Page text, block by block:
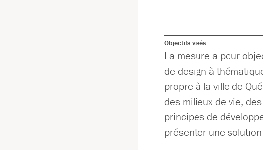
Objectifs visés
La mesure a pour
de design à
propre à la ville de
des milieux de vie,
principes de
présenter une